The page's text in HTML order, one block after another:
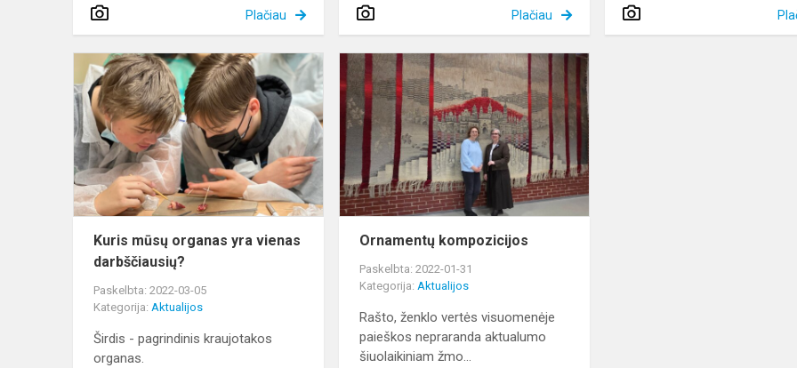
Plačiau Plačiau
Kuris
mūsų
organas
yra
vienas
darbščiausių?
Kuris mūsų organas yra vienas
darbščiausių?
Paskelbta: 2022-03-05
Kategorija: Aktualijos
Širdis - pagrindinis kraujotakos
organas.
Ornamentų
Ornamentų kompozicijos
Paskelbta: 2022-01-31
Kategorija:Aktualijos
Rašto, ženklo vertės visuomenėje
paieškos nepraranda aktualumo
šiuolaikiniam žmo...